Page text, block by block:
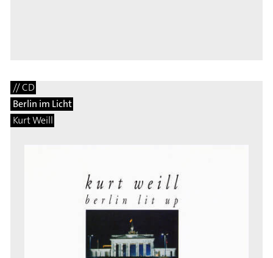
// CD
Berlin im Licht
Kurt Weill